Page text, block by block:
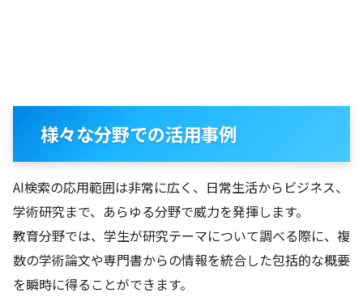
様々な分野での活用事例
AI検索の応用範囲は非常に広く、日常生活からビジネス、
学術研究まで、あらゆる分野で威力を発揮します。
教育分野では、学生が研究テーマについて調べる際に、複
数の学術論文や専門書からの情報を統合した包括的な概要
を瞬時に得ることができます。